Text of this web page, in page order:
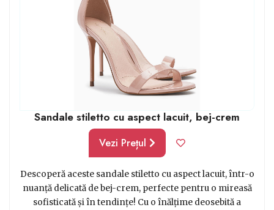
Sandale stiletto cu aspect lacuit, bej-crem
Vezi Prețul
Descoperă aceste sandale stiletto cu aspect lacuit, într-o
nuanță delicată de bej-crem, perfecte pentru o mireasă
sofisticată și în tendințe! Cu o înălțime deosebită a